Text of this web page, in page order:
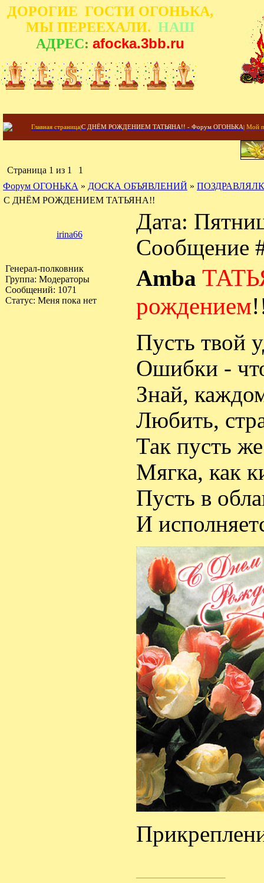
ДОРОГИЕ ГОСТИ ОГОНЬКА,
МЫ ПЕРЕЕХАЛИ. НАШ
АДРЕС: afocka.3bb.ru
Главная страница|С ДНЁМ РОЖДЕНИЕМ ТАТЬЯНА!! - Форум ОГОНЬКА| Мой
Страница 1 из 1
1
Форум ОГОНЬКА » ДОСКА ОБЪЯВЛЕНИЙ »
С ДНЁМ РОЖДЕНИЕМ ТАТЬЯНА!!
irina66
Дата:
Сообщение
Генерал-полковник
Группа: Модераторы
Сообщений: 1071
Статус: Меня пока нет
Amba
рождением
Пусть твой
Ошибки -
Знай,
Любить,
Так пусть
Мягка, как
Пусть в
И